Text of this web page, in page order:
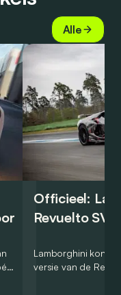
Alle
Officieel:
Revuelto SV
Lamborghini
versie van de